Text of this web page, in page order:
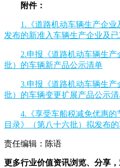
附件：
1.《道路机动车辆生产企
发布的新准入车辆生产企业及
2.申报《道路机动车辆生
批）的车辆新产品公示清单
3.申报《道路机动车辆生
批）的车辆变更扩展产品公示
4.《享受车船税减免优惠
目录》（第八十六批）拟发布
责任编辑：陈语
更多行业价值资讯浏览、分享